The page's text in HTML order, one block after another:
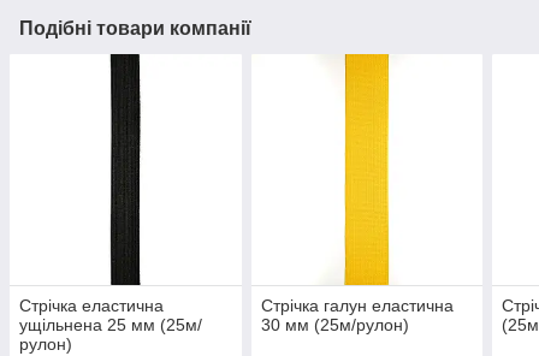
Подібні товари компанії
Стрічка еластична
ущільнена 25 мм (25м/
рулон)
Стрічка галун еластична
30 мм (25м/рулон)